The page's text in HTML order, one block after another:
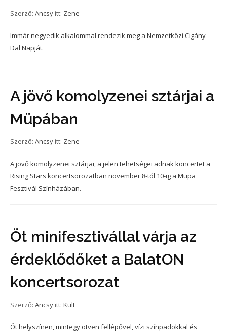
Szerző: Ancsy itt: Zene
Immár negyedik alkalommal rendezik meg a Nemzetközi Cigány
Dal Napját.
A jövő komolyzenei sztárjai a
Müpában
Szerző: Ancsy itt: Zene
A jövő komolyzenei sztárjai, a jelen tehetségei adnak koncertet a
Rising Stars koncertsorozatban november 8-tól 10-ig a Müpa
Fesztivál Színházában.
Öt minifesztivállal várja az
érdeklődőket a BalatON
koncertsorozat
Szerző: Ancsy itt: Kult
Öt helyszínen, mintegy ötven fellépővel, vízi színpadokkal és